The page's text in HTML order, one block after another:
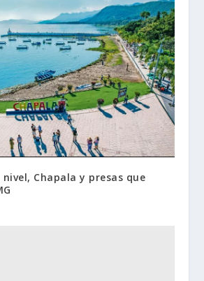
nivel, Chapala y presas que